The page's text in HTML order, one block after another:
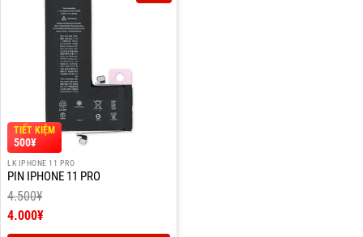
TIẾT KIỆM
500¥
LK IPHONE 11 PRO
PIN IPHONE 11 PRO
4.500¥
Giá
4.000¥